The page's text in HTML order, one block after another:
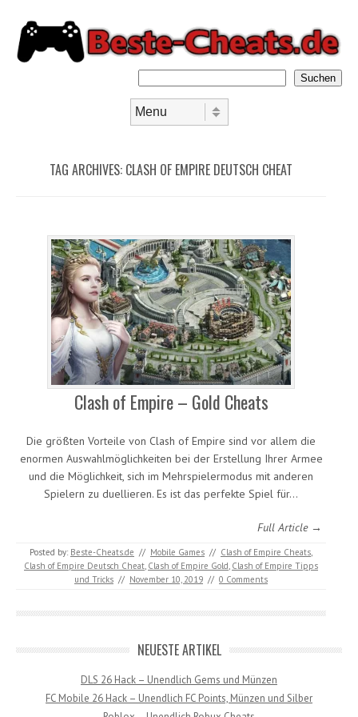
Suchen
TAG ARCHIVES: CLASH OF EMPIRE DEUTSCH CHEAT
Clash of Empire – Gold Cheats
Die größten Vorteile von Clash of Empire sind vor allem die
enormen Auswahlmöglichkeiten bei der Erstellung Ihrer Armee
und die Möglichkeit, sich im Mehrspielermodus mit anderen
Spielern zu duellieren. Es ist das perfekte Spiel für…
Full Article →
Posted by: Beste-Cheats.de // Mobile Games // Clash of Empire Cheats
Clash of Empire Deutsch Cheat Clash of Empire Gold Clash of Empire Tipps
und Tricks // November 10, 2019 // 0 Comments
NEUESTE ARTIKEL
DLS 26 Hack – Unendlich Gems und Münzen
FC Mobile 26 Hack – Unendlich FC Points, Münzen und Silber